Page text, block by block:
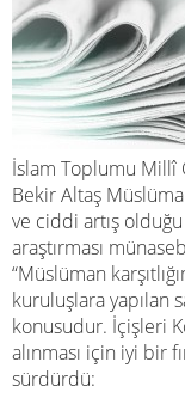
İslam Toplumu Millî
Bekir Altaş
ve ciddi artış
araştırması
“Müslüman
kuruluşlara yapılan
konusudur. İçişleri
alınması için iyi bir
sürdürdü: